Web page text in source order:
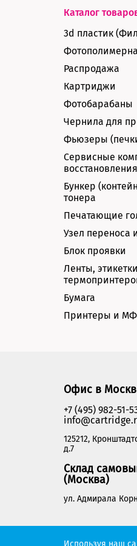
Каталог
3d пластик
Распродажа
Картриджи
Фотобарабаны
Чернила для
Фьюзеры
Сервисные
восстановления
Бункер
тонера
Печатающие
Узел переноса
Блок проявки
Ленты,
Бумага
Принтеры и
Офис в
+7 (495) 982-51-
125212,
д.7
Склад
(Москва)
ул. Адмирала
Cartridge.ru
Используя наш